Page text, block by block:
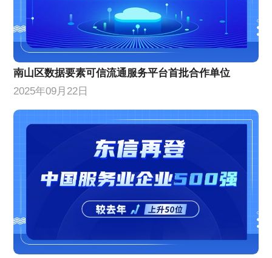
南山区数据要素可信流通服务平台首批合作单位
2025年09月22日